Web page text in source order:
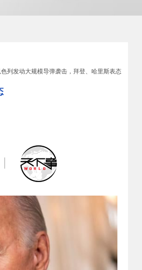
列发动大规模导弹袭击，拜登、哈里斯表态